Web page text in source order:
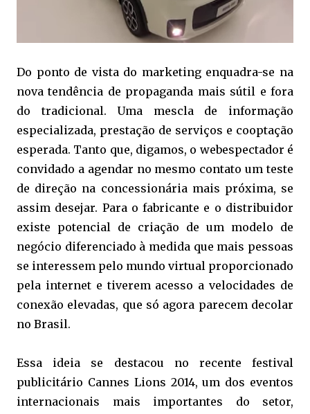
Do ponto de vista do marketing enquadra-se na
nova tendência de propaganda mais sútil e fora
do tradicional. Uma mescla de informação
especializada, prestação de serviços e cooptação
esperada. Tanto que, digamos, o webespectador é
convidado a agendar no mesmo contato um teste
de direção na concessionária mais próxima, se
assim desejar. Para o fabricante e o distribuidor
existe potencial de criação de um modelo de
negócio diferenciado à medida que mais pessoas
se interessem pelo mundo virtual proporcionado
pela internet e tiverem acesso a velocidades de
conexão elevadas, que só agora parecem decolar
no Brasil.
Essa ideia se destacou no recente festival
publicitário Cannes Lions 2014, um dos eventos
internacionais mais importantes do setor,